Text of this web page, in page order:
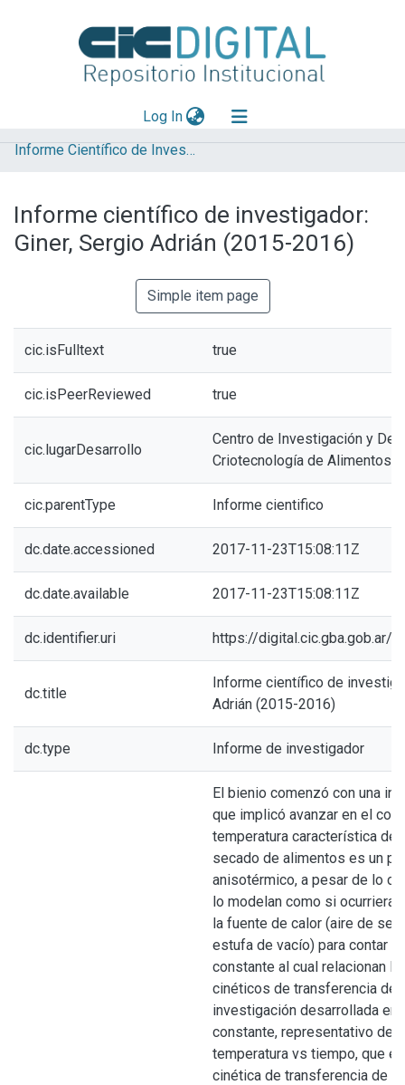
Log In(current)
Explorar
Aportar material
Informe Científico de Investigador
Informe científico de investigador:
Giner, Sergio Adrián (2015-2016)
Simple item page
cic.isFulltext true
cic.isPeerReviewed true
cic.lugarDesarrollo
Centro de Investigación y
Criotecnología de Alimentos
cic.parentType Informe cientifico
dc.date.accessioned 2017-11-23T15:08:11Z
dc.date.available 2017-11-23T15:08:11Z
dc.identifier.uri https://digital.cic.gba.gob.ar/
dc.title
Informe científico de
Adrián (2015-2016)
dc.type Informe de investigador
El bienio comenzó con una
que implicó avanzar en el
temperatura característica de
secado de alimentos es un
anisotérmico, a pesar de lo
lo modelan como si ocurriera
la fuente de calor (aire de
estufa de vacío) para contar
constante al cual relacionan
cinéticos de transferencia de
investigación desarrollada
constante, representativo de
temperatura vs tiempo, que
cinética de transferencia de